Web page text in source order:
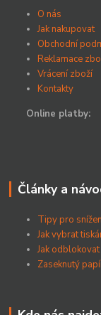
O nás
Jak nakupovat
Obchodní
Reklamace
Vrácení zboží
Kontakty
Online platby:
Články a
Tipy pro
Jak vybrat
Jak
Zaseknutý